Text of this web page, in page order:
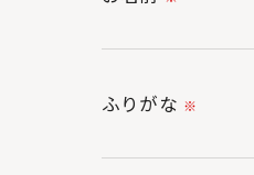
これらの委託
当社では、個
ふりがな ※